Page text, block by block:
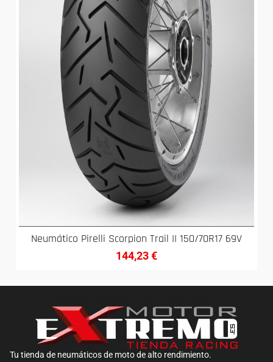
Neumático Pirelli Scorpion Trail II 150/70R17 69V
144,23€
Tu tienda de neumáticos de moto de alto rendimiento.